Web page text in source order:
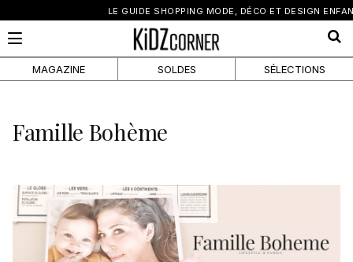
LE GUIDE SHOPPING MODE, DÉCO ET DESIGN ENFANT
×
MAGAZINE SOLDES SÉLECTIONS
Famille Bohème